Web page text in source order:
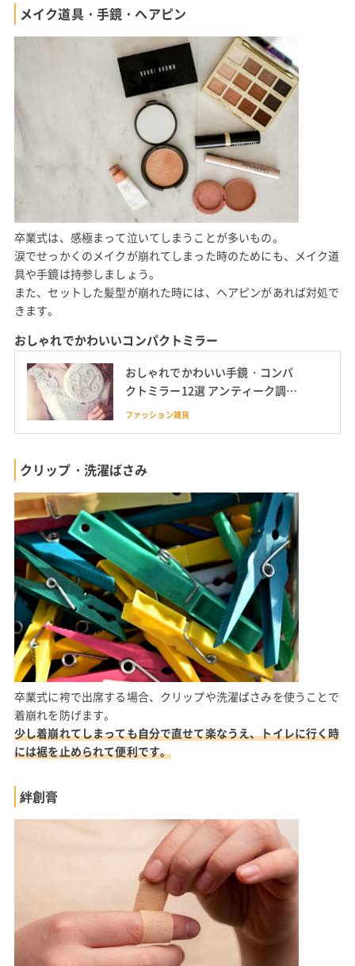
メイク道具・手鏡・ヘアピン
卒業式は、感極まって泣いてしまうことが多いもの。
涙でせっかくのメイクが崩れてしまった時のためにも、メイク道
具や手鏡は持参しましょう。
また、セットした髪型が崩れた時には、ヘアピンがあれば対処で
きます。
おしゃれでかわいいコンパクトミラー
おしゃれでかわいい手鏡・コンパ
クトミラー12選 アンティーク調や
ブランドも
ファッション雑貨
クリップ・洗濯ばさみ
卒業式に袴で出席する場合、クリップや洗濯ばさみを使うことで
着崩れを防げます。
少し着崩れてしまっても自分で直せて楽なうえ、トイレに行く時
には裾を止められて便利です。
絆創膏